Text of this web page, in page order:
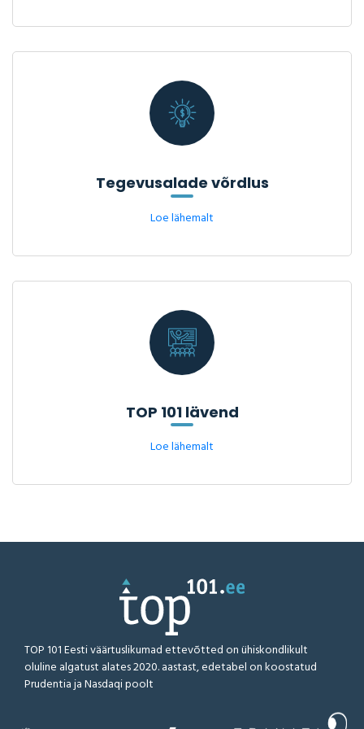
Tegevusalade võrdlus
Loe lähemalt
TOP 101 lävend
Loe lähemalt
TOP 101 Eesti väärtuslikumad ettevõtted on ühiskondlikult
oluline algatust alates 2020. aastast, edetabel on koostatud
Prudentia ja Nasdaqi poolt